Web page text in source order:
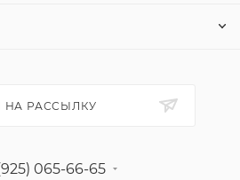
НА РАССЫЛКУ
065-66-65